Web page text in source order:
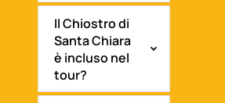
Il Chiostro di
Santa Chiara
è incluso nel
tour?